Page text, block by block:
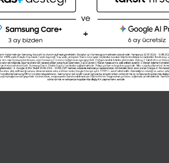
Şimdi değil Evet